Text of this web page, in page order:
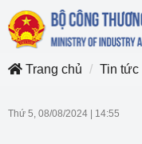
Trang chủ
Tin tức
Thứ 5, 08/08/2024 14:55